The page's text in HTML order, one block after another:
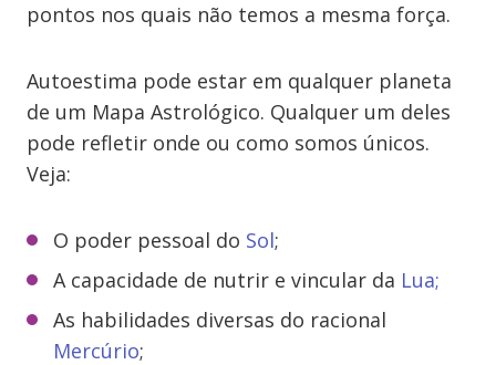
pontos nos quais não temos a mesma força.
Autoestima pode estar em qualquer planeta
de um Mapa Astrológico. Qualquer um deles
pode refletir onde ou como somos únicos.
Veja:
O poder pessoal do Sol;
A capacidade de nutrir e vincular da Lua;
As habilidades diversas do racional
Mercúrio;